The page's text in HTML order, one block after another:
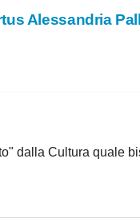
Alessandria
dalla Cultura quale